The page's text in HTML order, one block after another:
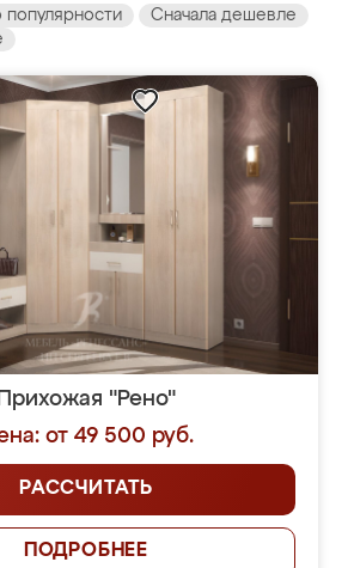
популярности
Сначала дешевле
Прихожая "Рено"
от 49 500 руб.
РАССЧИТАТЬ
ПОДРОБНЕЕ